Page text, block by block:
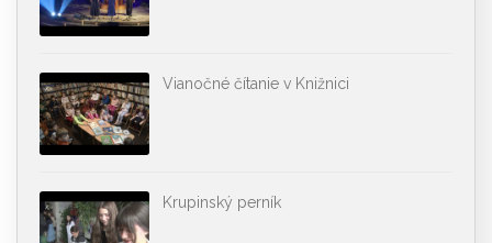
Vianočné čítanie v Knižnici
Krupinský perník